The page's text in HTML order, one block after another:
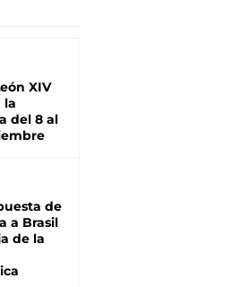
XIV
la
del 8 al
de
a Brasil
de la